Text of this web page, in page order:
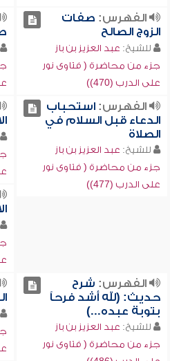
الفهرس: صفات
الزوج الصالح
للشيخ: عبد العزيز بن باز
جزء من محاضرة ( فتاوى نور
على الدرب (470))
الفهرس:استحباب
الدعاء قبل السلام في
الصلاة
للشيخ: عبد العزيز بن باز
جزء من محاضرة ( فتاوى نور
على الدرب (477))
الفهرس: شرح
حديث: (لله أشد فرحاً
بتوبة عبده...)
للشيخ: عبد العزيز بن باز
جزء من محاضرة ( فتاوى نور